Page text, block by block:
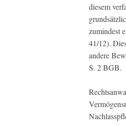
diesem
zumindest
41/12).
andere
S. 2 BGB.